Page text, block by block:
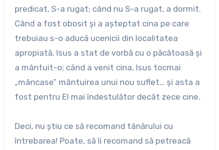
predicat, S-a rugat; când nu S-a rugat, a dormit.
Când a fost obosit şi a aşteptat cina pe care
trebuiau s-o aducă ucenicii din localitatea
apropiată, Isus a stat de vorbă cu o păcătoasă şi
a mântuit-o; când a venit cina, Isus tocmai
„mâncase” mântuirea unui nou suflet… şi asta a
fost pentru El mai îndestulător decât zece cine.
Deci, nu ştiu ce să recomand tânărului cu
întrebarea! Poate, să îi recomand să petreacă